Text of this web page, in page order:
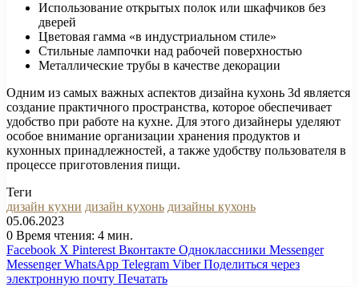
Использование открытых полок или шкафчиков без
дверей
Цветовая гамма «в индустриальном стиле»
Стильные лампочки над рабочей поверхностью
Металлические трубы в качестве декорации
Одним из самых важных аспектов дизайна кухонь 3d является
создание практичного пространства, которое обеспечивает
удобство при работе на кухне. Для этого дизайнеры уделяют
особое внимание организации хранения продуктов и
кухонных принадлежностей, а также удобству пользователя в
процессе приготовления пищи.
Теги
дизайн кухни дизайн кухонь дизайны кухонь
05.06.2023
0 Время чтения: 4 мин.
Facebook X Pinterest Вконтакте Одноклассники Messenger
Messenger WhatsApp Telegram Viber Поделиться через
электронную почту Печатать